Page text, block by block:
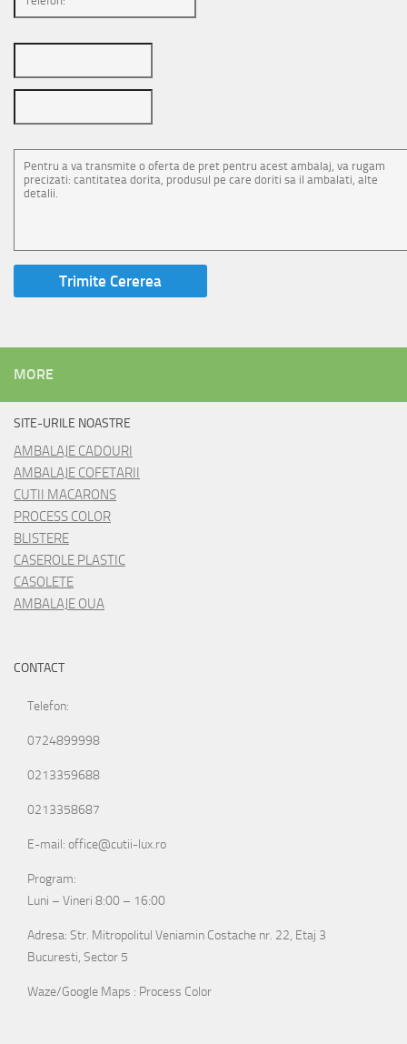
MORE
SITE-URILE NOASTRE
AMBALAJE CADOURI
AMBALAJE COFETARII
CUTII MACARONS
PROCESS COLOR
BLISTERE
CASEROLE PLASTIC
CASOLETE
AMBALAJE OUA
CONTACT
Telefon:
0724899998
0213359688
0213358687
E-mail: office@cutii-lux.ro
Program:
Luni – Vineri 8:00 – 16:00
Adresa: Str. Mitropolitul Veniamin Costache nr. 22, Etaj 3
Bucuresti, Sector 5
Waze/Google Maps : Process Color